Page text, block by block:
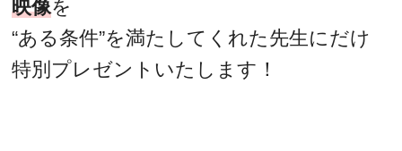
映像を
“ある条件”を満たしてくれた先生にだけ
特別プレゼントいたします！